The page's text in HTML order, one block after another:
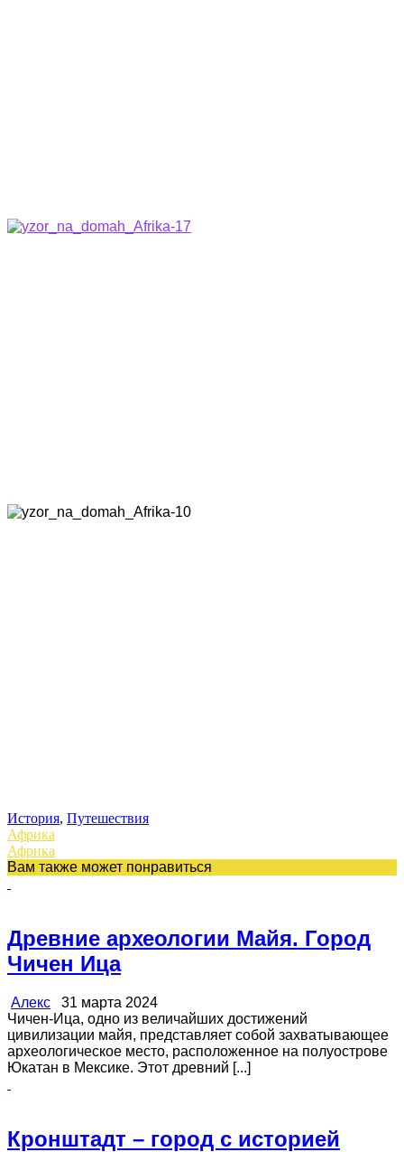
История, Путешествия
Африка
Африка
Вам также может понравиться
Древние археологии Майя. Город
Чичен Ица
Алекс 31 марта 2024
Чичен-Ица, одно из величайших достижений
цивилизации майя, представляет собой захватывающее
археологическое место, расположенное на полуострове
Юкатан в Мексике. Этот древний [...]
Кронштадт – город с историей